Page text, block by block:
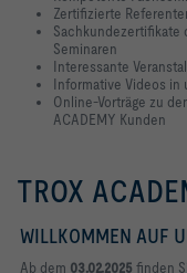
Zertifizierte
Sachkundezertifikate
Seminaren
Interessante
Informative Videos in
Online-Vorträge zu
ACADEMY Kunden
TROX
WILLKOMMEN AUF
Ab dem 03.02.2025 finden